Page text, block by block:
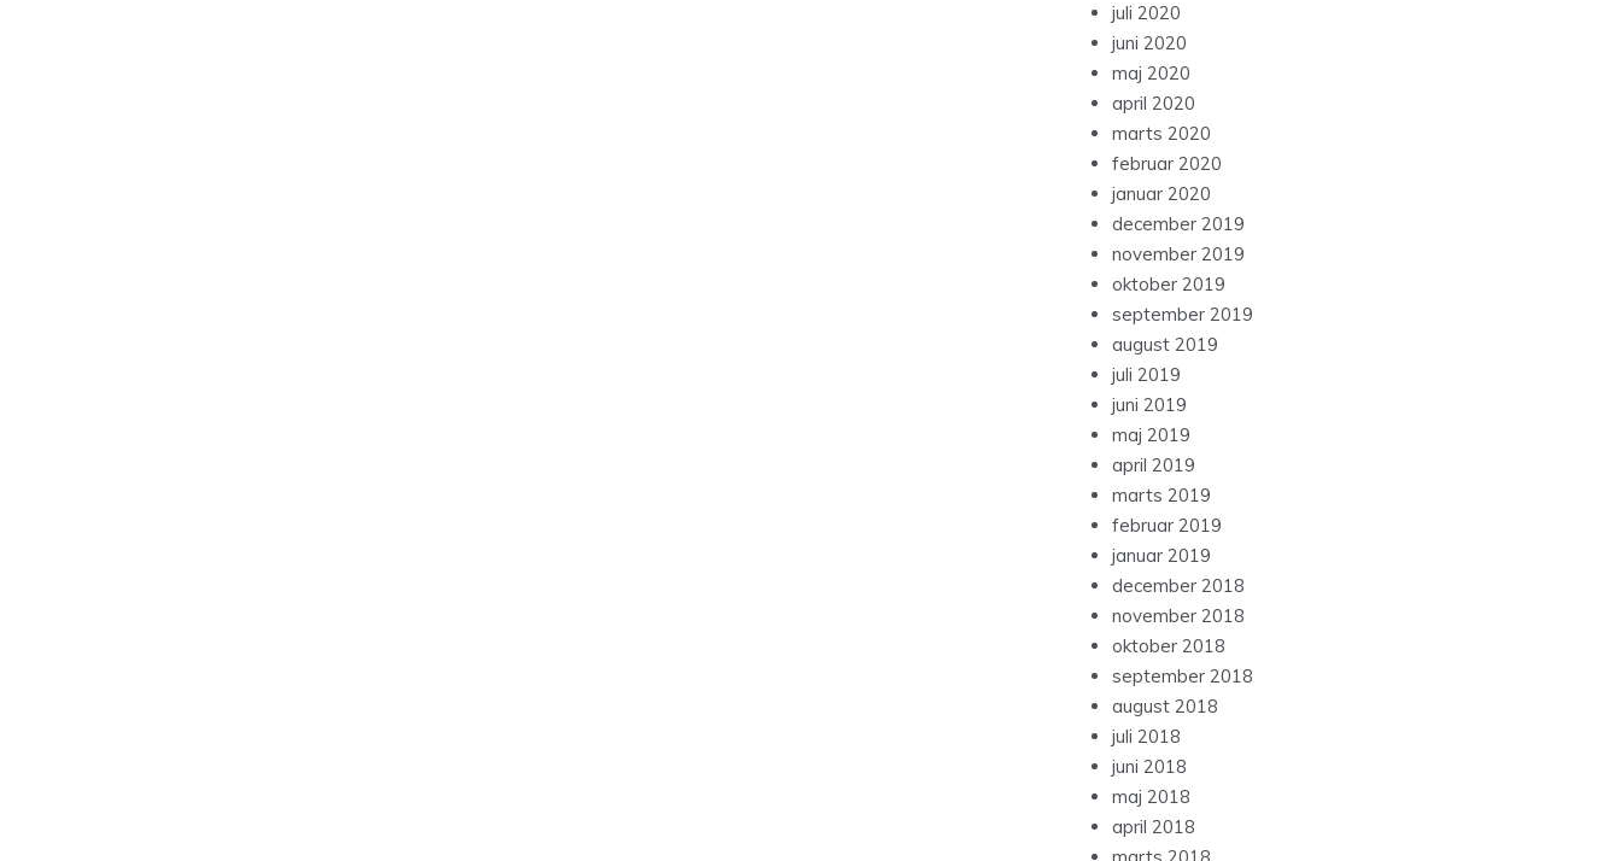
juli 2020
juni 2020
maj 2020
april 2020
marts 2020
februar 2020
januar 2020
december 2019
november 2019
oktober 2019
september 2019
august 2019
juli 2019
juni 2019
maj 2019
april 2019
marts 2019
februar 2019
januar 2019
december 2018
november 2018
oktober 2018
september 2018
august 2018
juli 2018
juni 2018
maj 2018
april 2018